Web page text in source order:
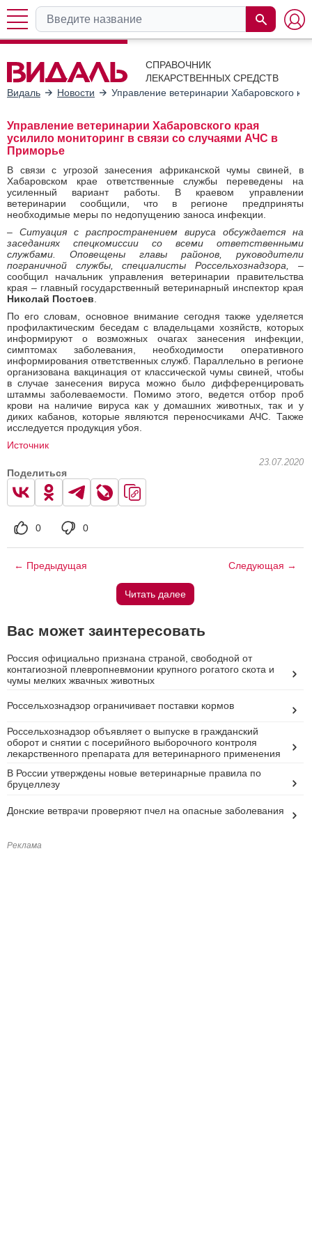
СПРАВОЧНИК
ЛЕКАРСТВЕННЫХ СРЕДСТВ
Видаль
Новости Управление ветеринарии Хабаровского
Управление ветеринарии Хабаровского края
усилило мониторинг в связи со случаями АЧС в
Приморье
В связи с угрозой занесения африканской чумы свиней, в
Хабаровском крае ответственные службы переведены на
усиленный вариант работы. В краевом управлении
ветеринарии сообщили, что в регионе предприняты
необходимые меры по недопущению заноса инфекции.
– Ситуация с распространением вируса обсуждается на
заседаниях спецкомиссии со всеми ответственными
службами. Оповещены главы районов, руководители
пограничной службы, специалисты Россельхознадзора, –
сообщил начальник управления ветеринарии правительства
края – главный государственный ветеринарный инспектор края
Николай Постоев
По его словам, основное внимание сегодня также уделяется
профилактическим беседам с владельцами хозяйств, которых
информируют о возможных очагах занесения инфекции,
симптомах заболевания, необходимости оперативного
информирования ответственных служб. Параллельно в регионе
организована вакцинация от классической чумы свиней, чтобы
в случае занесения вируса можно было дифференцировать
штаммы заболеваемости. Помимо этого, ведется отбор проб
крови на наличие вируса как у домашних животных, так и у
диких кабанов, которые являются переносчиками АЧС. Также
исследуется продукция убоя.
Источник
23.07.2020
Поделиться
0 0
← Предыдущая Следующая →
Читать далее
Вас может заинтересовать
Россия официально признана страной, свободной от
контагиозной плевропневмонии крупного рогатого скота и
чумы мелких жвачных животных
Россельхознадзор ограничивает поставки кормов
Россельхознадзор объявляет о выпуске в гражданский
оборот и снятии с посерийного выборочного контроля
лекарственного препарата для ветеринарного применения
В России утверждены новые ветеринарные правила по
бруцеллезу
Донские ветврачи проверяют пчел на опасные заболевания
Реклама